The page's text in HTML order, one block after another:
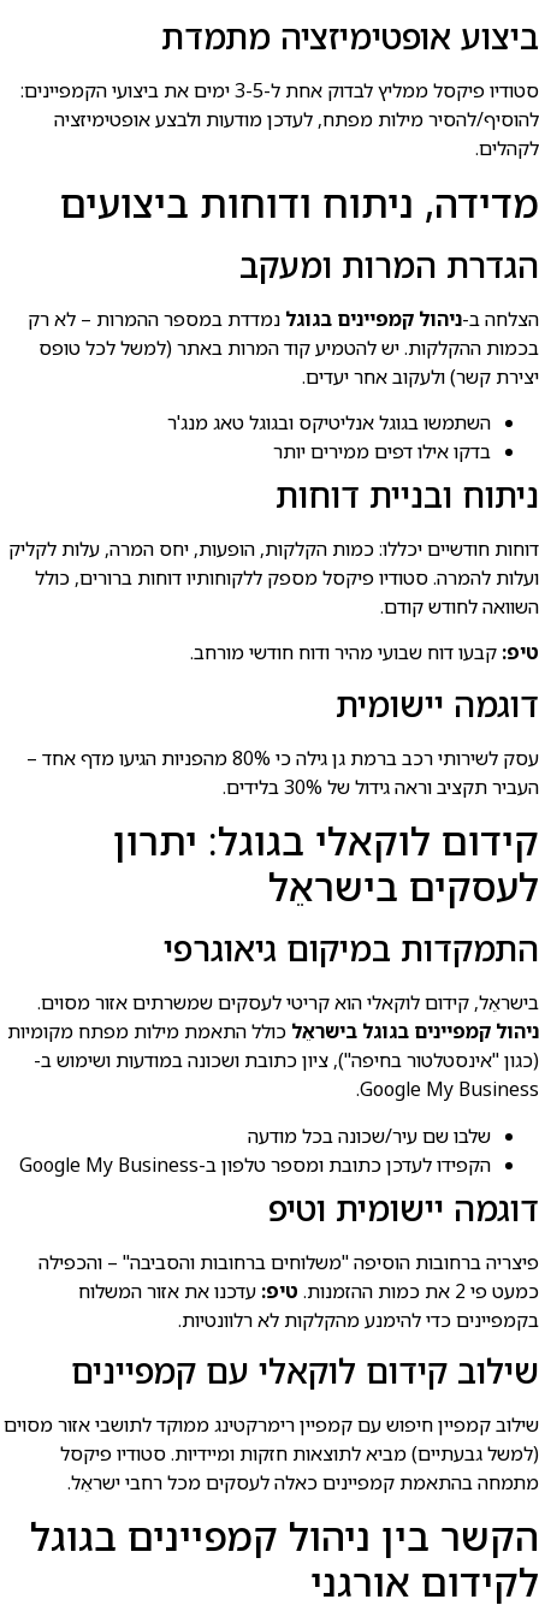
ביצוע אופטימיזציה מתמדת
סטודיו פיקסל ממליץ לבדוק אחת ל-3-5 ימים את ביצועי הקמפיינים:
להוסיף/להסיר מילות מפתח, לעדכן מודעות ולבצע אופטימיזציה
לקהלים.
מדידה, ניתוח ודוחות ביצועים
הגדרת המרות ומעקב
הצלחה ב-ניהול קמפיינים בגוגל נמדדת במספר ההמרות – לא רק
בכמות ההקלקות. יש להטמיע קוד המרות באתר (למשל לכל טופס
יצירת קשר) ולעקוב אחר יעדים.
השתמשו בגוגל אנליטיקס ובגוגל טאג מנג'ר
בדקו אילו דפים ממירים יותר
ניתוח ובניית דוחות
דוחות חודשיים יכללו: כמות הקלקות, הופעות, יחס המרה, עלות לקליק
ועלות להמרה. סטודיו פיקסל מספק ללקוחותיו דוחות ברורים, כולל
השוואה לחודש קודם.
טיפ: קבעו דוח שבועי מהיר ודוח חודשי מורחב.
דוגמה יישומית
עסק לשירותי רכב ברמת גן גילה כי 80% מהפניות הגיעו מדף אחד –
העביר תקציב וראה גידול של 30% בלידים.
קידום לוקאלי בגוגל: יתרון
לעסקים בישראֵל
התמקדות במיקום גיאוגרפי
בישראֵל, קידום לוקאלי הוא קריטי לעסקים שמשרתים אזור מסוים.
ניהול קמפיינים בגוגל בישראֵל כולל התאמת מילות מפתח מקומיות
(כגון "אינסטלטור בחיפה"), ציון כתובת ושכונה במודעות ושימוש ב-
Google My Business.
שלבו שם עיר/שכונה בכל מודעה
הקפידו לעדכן כתובת ומספר טלפון ב-Google My Business
דוגמה יישומית וטיפ
פיצריה ברחובות הוסיפה "משלוחים ברחובות והסביבה" – והכפילה
כמעט פי 2 את כמות ההזמנות.
טיפ: עדכנו את אזור המשלוח
בקמפיינים כדי להימנע מהקלקות לא רלוונטיות.
שילוב קידום לוקאלי עם קמפיינים
שילוב קמפיין חיפוש עם קמפיין רימרקטינג ממוקד לתושבי אזור מסוים
(למשל גבעתיים) מביא לתוצאות חזקות ומיידיות. סטודיו פיקסל
מתמחה בהתאמת קמפיינים כאלה לעסקים מכל רחבי ישראֵל.
הקשר בין ניהול קמפיינים בגוגל
לקידום אורגני